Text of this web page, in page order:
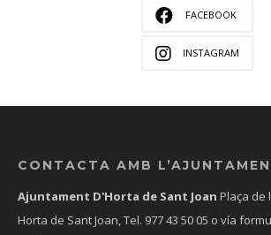
FACEBOOK
INSTAGRAM
CONTACTA AMB
Ajuntament D'Horta de Sant Joan Plaça de
Horta de Sant Joan, Tel. 977 43 50 05 o vía